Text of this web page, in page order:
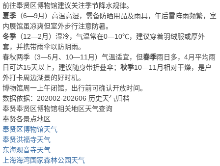
前往奉贤区博物馆建议关注季节降水规律。
夏季 （6—9月）高温高湿，需备防晒用品及雨具，午后雷阵雨频繁，室
内展馆虽凉爽但室外步行注意防暑。
冬季 （12—2月）湿冷，气温常在0—10℃，建议穿着羽绒服或厚外
套，并携带雨伞以防阴雨。
春秋两季（3—5月、10—11月）气温适宜，但春季雨日多，4月平均雨
日可达15天以上，建议随身带折叠伞； 秋季10—11月相对干燥，是户
外打卡周边湖景的好时机。
博物馆周一上午闭馆，出行前可确认开放时间。
数据依据：202002-202606 历史天气归档
奉贤奉贤区博物馆相关地区天气查询
奉贤各景点地区
奉贤区博物馆天气
奉贤洪福寺天气
东海观音寺天气
上海海湾国家森林公园天气